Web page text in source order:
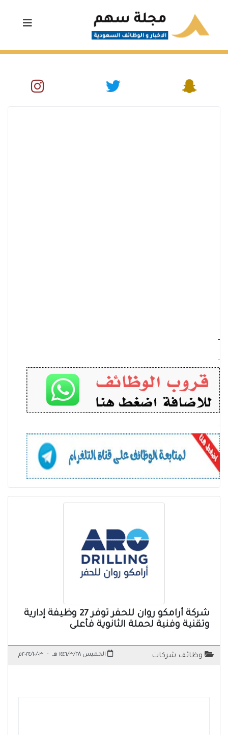
-
-
-
شركة أرامكو روان للحفر توفر 27 وظيفة إدارية
وتقنية وفنية لحملة الثانوية فأعلى
وظائف شركات الخميس ١٤٤٦/٣/٢٨ هـ - ٢٠٢٤/١٠/٠٣م